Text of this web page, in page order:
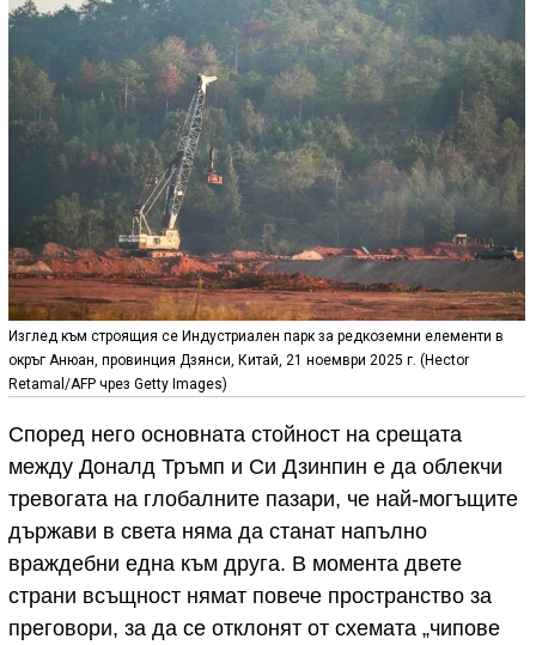
Изглед към строящия се Индустриален парк за редкоземни елементи в
окръг Анюан, провинция Дзянси, Китай, 21 ноември 2025 г. (Hector
Retamal/AFP чрез Getty Images)
Според него основната стойност на срещата
между Доналд Тръмп и Си Дзинпин е да облекчи
тревогата на глобалните пазари, че най-могъщите
държави в света няма да станат напълно
враждебни една към друга. В момента двете
страни всъщност нямат повече пространство за
преговори, за да се отклонят от схемата „чипове